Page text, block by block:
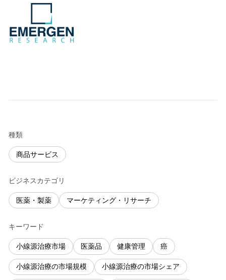
種類
商品サービス
ビジネスカテゴリ
医薬・製薬 マーケティング・リサーチ
キーワード
小線源治療市場 医薬品 健康管理 癌
小線源治療の市場規模 小線源治療の市場シェア